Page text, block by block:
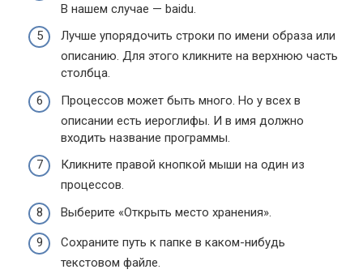
В нашем случае — baidu.
Лучше упорядочить строки по имени образа или
описанию. Для этого кликните на верхнюю часть
столбца.
Процессов может быть много. Но у всех в
описании есть иероглифы. И в имя должно
входить название программы.
Кликните правой кнопкой мыши на один из
процессов.
Выберите «Открыть место хранения».
Сохраните путь к папке в каком-нибудь
текстовом файле.